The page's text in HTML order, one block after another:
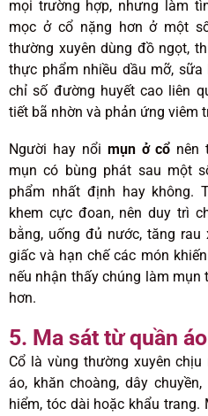
mọi trường hợp, nhưng làm
mọc ở cổ nặng hơn ở một
thường xuyên dùng đồ ngọt,
thực phẩm nhiều dầu mỡ, sữa
chỉ số đường huyết cao liên
tiết bã nhờn và phản ứng viêm
Người hay nổi mụn ở cổ nên
mụn có bùng phát sau một
phẩm nhất định hay không.
khem cực đoan, nên duy trì
bằng, uống đủ nước, tăng rau
giấc và hạn chế các món
nếu nhận thấy chúng làm mụn
hơn.
5. Ma sát từ quần
Cổ là vùng thường xuyên
áo, khăn choàng, dây
hiểm, tóc dài hoặc khẩu trang.